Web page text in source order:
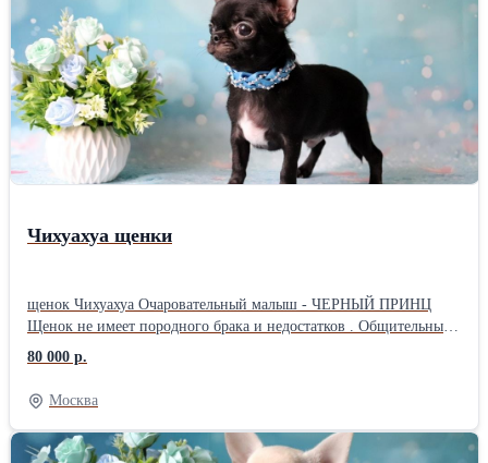
который будет радовать глаз каждый день. Это идеальный
подарок для: Творческих натур; Детей, которые любят
эксперименты; Всех, кто хочет добавить уюта в свой дом.
Попробуйте себя в роли садовода и художника одновременно!
Заказывайте своего котика
Чихуахуа щенки
щенок Чихуахуа Очаровательный малыш - ЧЕРНЫЙ ПРИНЦ
Щенок не имеет породного брака и недостатков . Общительный
игривый . Очень Короткая мордочка ( смотрите фото ) Ушки
стоят , голова яблочком . Компактный корпус !!! У щенка
идеальный прикус , 00 в комплекте. Привит по возрасту.
документы: метрика щенка РКФ, клеймо. Будет не крупный,
маленький но крепенький, Подойдет как для выставок так и для
разведения Родители: Мама: оценка отлично , Лучшая Сука CW
80 000 р.
Москва